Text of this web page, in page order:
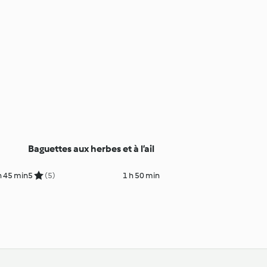
45 min
Baguettes aux herbes et à l’ail
5 (5) 1 h 50 min